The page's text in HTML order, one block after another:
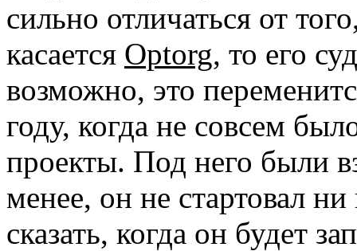
сильно отличаться от
касается Optorg, то его
возможно, это
году, когда не совсем
проекты. Под него были
менее, он не стартовал
сказать, когда он будет